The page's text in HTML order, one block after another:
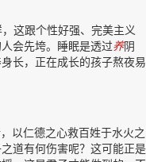
这跟个性好强、完美主义
会先垮。睡眠是透过养阴
长，正在成长的孩子熬夜易
以仁德之心救百姓于水火之
道有何伤害呢？这可能正是